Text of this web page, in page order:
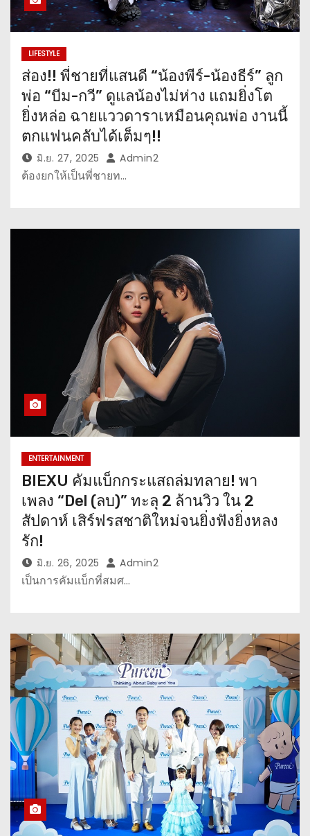
LIFESTYLE
ส่อง!! พี่ชายที่แสนดี “น้องพีร์-น้องธีร์” ลูก
พ่อ “บีม-กวี” ดูแลน้องไม่ห่าง แถมยิ่งโต
ยิ่งหล่อ ฉายแววดาราเหมือนคุณพ่อ งานนี้
ตกแฟนคลับได้เต็มๆ!!
มิ.ย. 27, 2025 Admin2
ต้องยกให้เป็นพี่ชายท…
ENTERTAINMENT
BIEXU คัมแบ็กกระแสถล่มทลาย! พา
เพลง “Del (ลบ)” ทะลุ 2 ล้านวิว ใน 2
สัปดาห์ เสิร์ฟรสชาติใหม่จนยิ่งฟังยิ่งหลง
รัก!
มิ.ย. 26, 2025 Admin2
เป็นการคัมแบ็กที่สมศ…